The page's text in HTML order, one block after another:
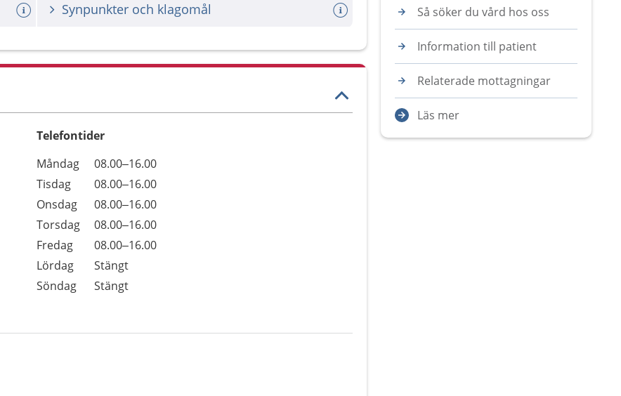
Synpunkter och klagomål
Telefontider
Dag
Öppettider
Kommentarer
Måndag
08.00–16.00
Tisdag
08.00–16.00
Onsdag
08.00–16.00
Torsdag
08.00–16.00
Fredag
08.00–16.00
Lördag
Stängt
Söndag
Stängt
Så söker du vård hos oss
Information till patient
Relaterade mottagningar
Läs mer